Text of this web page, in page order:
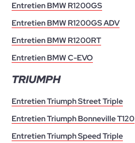
Entretien BMW R1200GS
Entretien BMW R1200GS ADV
Entretien BMW R1200RT
Entretien BMW C-EVO
TRIUMPH
Entretien Triumph Street Triple
Entretien Triumph Bonneville T120
Entretien Triumph Speed Triple